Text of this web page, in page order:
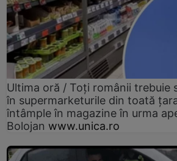
Ultima oră / Toți românii trebuie
în supermarketurile din toată
întâmple în magazine în urma
Bolojan www.unica.ro